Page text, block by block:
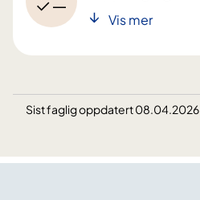
Vis mer
Sist faglig oppdatert 08.04.2026